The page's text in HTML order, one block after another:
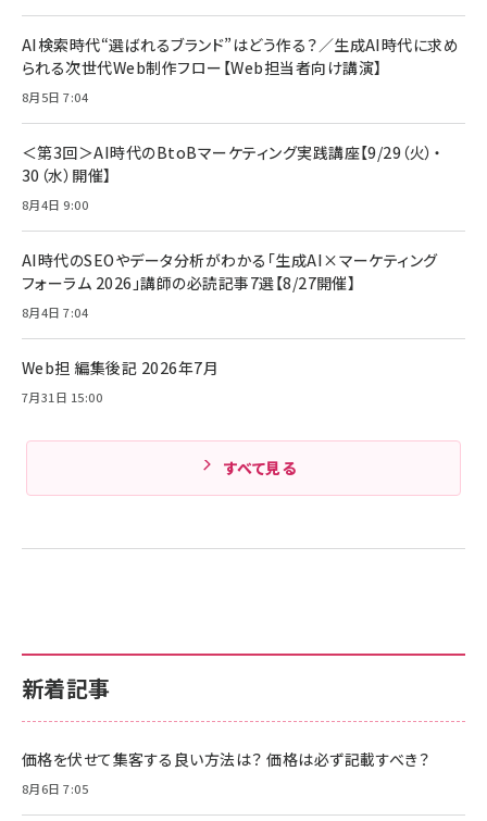
年後半、あなたの恋と運命／山田涼介]
￥880
Amazonランキングをもっと見る
【New】Amazon Fire TV Stick HD | 手軽にスト
レイヤー
￥6,980
Anker Soundcore P31i (Bluetooth 6.1) 【完
全ワイヤレスイヤホン/アクティブノイズキャンセリ
ング/マルチポイント接続 / 最大50時間再生 / PSE
Anker PowerLine III Flow USB-C & USB-C
ケーブル Anker絡まないケーブル 240W 結束バン
ド付き USB PD対応 シリコン素材採用 iPhone
17 / 16 / 15 / Galaxy iPad Pro MacBook
Amazonランキングをもっと見る
ケーブル Anker絡まないケーブル 240W 結束バン
17 / 16 / 15 / Galaxy iPad Pro MacBook
Pro/Air 各種対応 (1.8m ミッドナイトブラック)
￥1,890
キャンペーン】
￥4,857
新着記事
価格を伏せて集客する良い方法は？ 価格は必ず記載すべき？
8月6日 7:05
AI検索時代“選ばれるブランド”はどう作る？／生成AI時代に求め
られる次世代Web制作フロー【Web担当者向け講演】
8月5日 7:04
＜第3回＞AI時代のBtoBマーケティング実践講座【9/29（火）・
30（水）開催】
8月4日 9:00
AI時代のSEOやデータ分析がわかる「生成AI×マーケティング
フォーラム 2026」講師の必読記事7選【8/27開催】
8月4日 7:04
Web担 編集後記 2026年7月
7月31日 15:00
すべて見る